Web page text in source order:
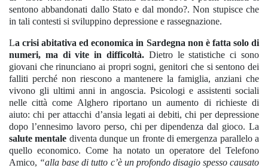
sentono abbandonati dallo Stato e dal mondo?. Non stupisce che
in tali contesti si sviluppino depressione e rassegnazione.
La crisi abitativa ed economica in Sardegna non è fatta solo di
numeri, ma di vite in difficoltà. Dietro le statistiche ci sono
giovani che rinunciano ai propri sogni, genitori che si sentono dei
falliti perché non riescono a mantenere la famiglia, anziani che
vivono gli ultimi anni in angoscia. Psicologi e assistenti sociali
nelle città come Alghero riportano un aumento di richieste di
aiuto: chi per attacchi d’ansia legati ai debiti, chi per depressione
dopo l’ennesimo lavoro perso, chi per dipendenza dal gioco. La
salute mentale diventa dunque un fronte di emergenza parallelo a
quello economico. Come ha notato un operatore del Telefono
Amico, “alla base di tutto c’è un profondo disagio spesso causato